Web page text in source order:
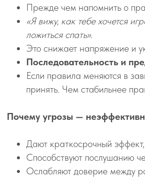
Прежде чем напомнить о
«Я вижу, как тебе хочется
ложиться спать».
Это снижает напряжение и
Последовательность и
Если правила меняются в
принять. Чем стабильнее
Почему угрозы —
Дают краткосрочный
Способствуют послушанию
Ослабляют доверие между